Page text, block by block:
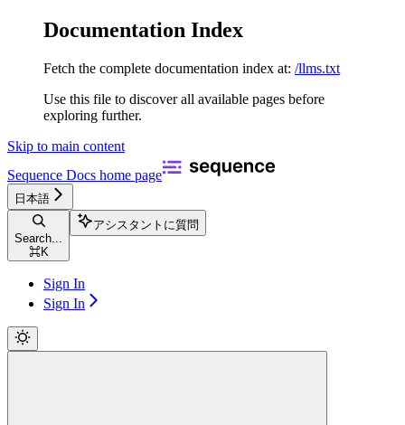
Documentation Index
Fetch the complete documentation index at: /llms.txt
Use this file to discover all available pages before
exploring further.
Skip to main content
Sequence Docs home page
日本語
Search...
⌘K
アシスタントに質問
Sign In
Sign In